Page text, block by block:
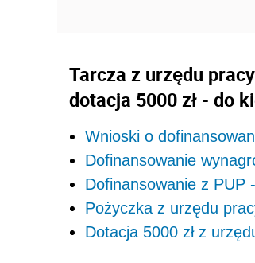
Tarcza z urzędu
dotacja 5000 zł - do
Wnioski o
Dofinansowanie
Dofinansowanie z PUP
Pożyczka z urzędu
Dotacja 5000 zł z